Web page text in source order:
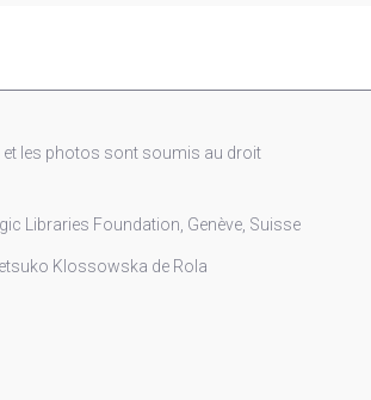
et les photos sont soumis au droit
Libraries Foundation, Genève, Suisse
Klossowska de Rola